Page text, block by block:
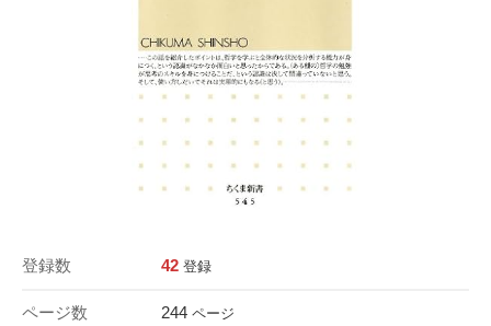
登録数 42 登録
ページ数 244 ページ